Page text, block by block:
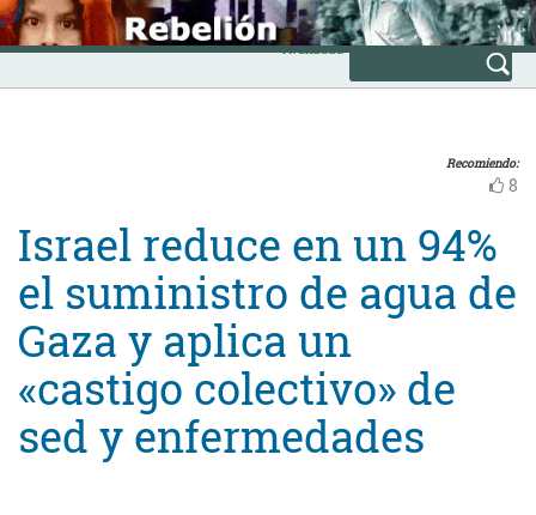
Skip
to
content
INICIO
Avanzada
Recomiendo:
8
Israel reduce en un 94%
el suministro de agua de
Gaza y aplica un
«castigo colectivo» de
sed y enfermedades